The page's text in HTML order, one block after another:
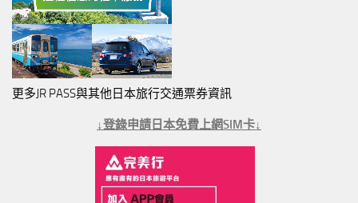
更多JR PASS與其他日本旅行交通票券資訊
↓登錄申請日本免費上網SIM卡↓